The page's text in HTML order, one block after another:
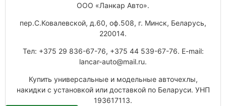
ООО «Ланкар Авто».
пер.С.Ковалевской, д.60, оф.508, г. Минск, Беларусь,
220014.
Тел: +375 29 836-67-76, +375 44 539-67-76. E-mail:
lancar-auto@mail.ru.
Купить универсальные и модельные авточехлы,
накидки с установкой или доставкой по Беларуси. УНП
193617113.